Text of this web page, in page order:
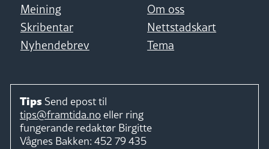
Meining
Om oss
Skribentar
Nettstadskart
Nyhendebrev
Tema
Tips Send epost til
tips@framtida.no eller ring
fungerande redaktør Birgitte
Vågnes Bakken: 452 79 435